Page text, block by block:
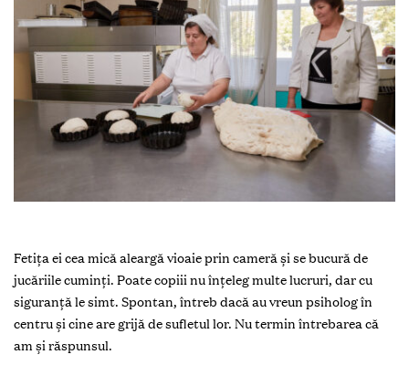
Fetița ei cea mică aleargă vioaie prin cameră și se bucură de
jucăriile cuminți. Poate copiii nu înțeleg multe lucruri, dar cu
siguranță le simt. Spontan, întreb dacă au vreun psiholog în
centru și cine are grijă de sufletul lor. Nu termin întrebarea că
am și răspunsul.